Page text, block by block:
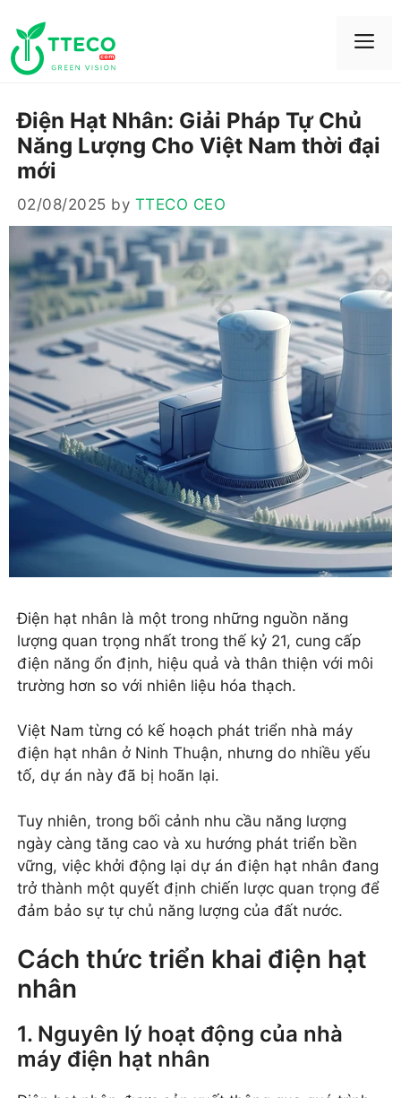
content
Điện Hạt Nhân: Giải Pháp Tự Chủ
Năng Lượng Cho Việt Nam thời đại
mới
02/08/2025 by TTECO CEO
Điện hạt nhân là một trong những nguồn năng
lượng quan trọng nhất trong thế kỷ 21, cung cấp
điện năng ổn định, hiệu quả và thân thiện với môi
trường hơn so với nhiên liệu hóa thạch.
Việt Nam từng có kế hoạch phát triển nhà máy
điện hạt nhân ở Ninh Thuận, nhưng do nhiều yếu
tố, dự án này đã bị hoãn lại.
Tuy nhiên, trong bối cảnh nhu cầu năng lượng
ngày càng tăng cao và xu hướng phát triển bền
vững, việc khởi động lại dự án điện hạt nhân đang
trở thành một quyết định chiến lược quan trọng để
đảm bảo sự tự chủ năng lượng của đất nước.
Cách thức triển khai điện hạt
nhân
1. Nguyên lý hoạt động của nhà
máy điện hạt nhân